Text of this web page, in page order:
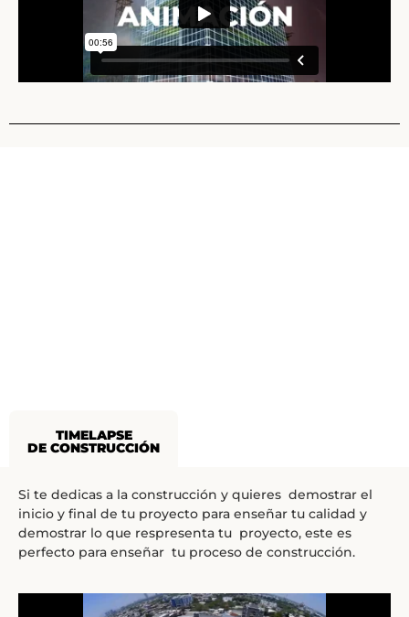
TIMELAPSE
DE CONSTRUCCIÓN
Si te dedicas a la construcción y quieres demostrar el
inicio y final de tu proyecto para enseñar tu calidad y
demostrar lo que respresenta tu proyecto, este es
perfecto para enseñar tu proceso de construcción.